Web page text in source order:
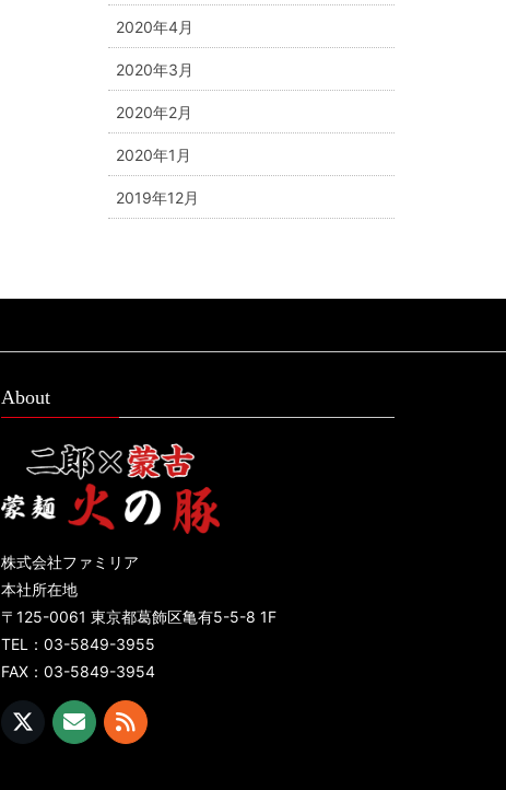
2020年4月
2020年3月
2020年2月
2020年1月
2019年12月
About
株式会社ファミリア
本社所在地
〒125-0061 東京都葛飾区亀有5-5-8 1F
TEL：03-5849-3955
FAX：03-5849-3954